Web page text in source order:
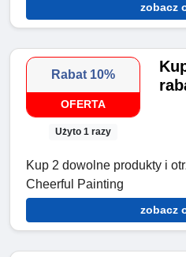
zobacz
Rabat 10%
OFERTA
Użyto 1 razy
Kup 2 dowolne produkty i
Cheerful Painting
zobacz